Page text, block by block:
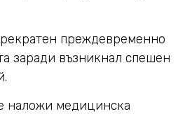
преждевременно
заради възникнал спешен
наложи медицинска